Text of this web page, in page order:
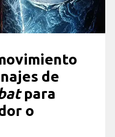
de
para
o